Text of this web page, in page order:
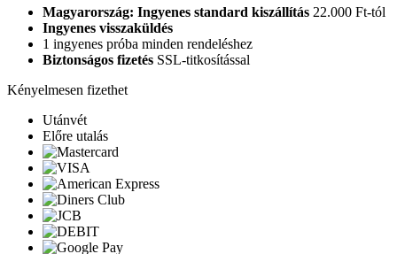
Magyarország: Ingyenes standard kiszállítás 22.000 Ft-tól
Ingyenes visszaküldés
1 ingyenes próba minden rendeléshez
Biztonságos fizetés SSL-titkosítással
Kényelmesen fizethet
Utánvét
Előre utalás